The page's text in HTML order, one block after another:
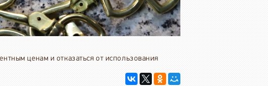
ценам и отказаться от использования